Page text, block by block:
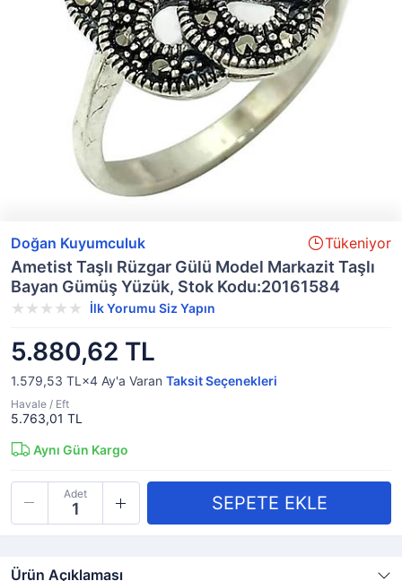
Doğan Kuyumculuk Tükeniyor
Ametist Taşlı Rüzgar Gülü Model Markazit Taşlı
Bayan Gümüş Yüzük, Stok Kodu:20161584
İlk Yorumu Siz Yapın
5.880,62 TL
1.579,53 TL×4 Ay'a Varan Taksit Seçenekleri
Havale / Eft
5.763,01 TL
Aynı Gün Kargo
Adet
Ürün Açıklaması